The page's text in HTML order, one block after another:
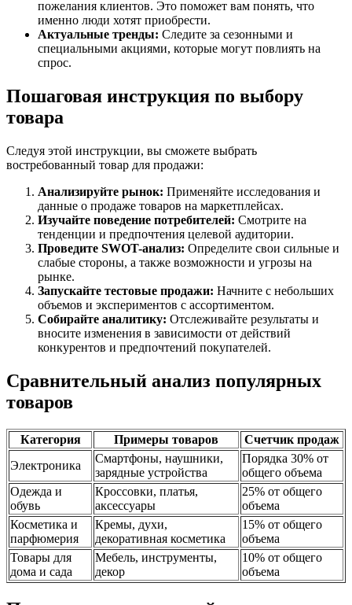
пожелания клиентов. Это поможет вам понять, что
именно люди хотят приобрести.
Актуальные тренды: Следите за сезонными и
специальными акциями, которые могут повлиять на
спрос.
Пошаговая инструкция по выбору
товара
Следуя этой инструкции, вы сможете выбрать
востребованный товар для продажи:
Анализируйте рынок: Применяйте исследования и
данные о продаже товаров на маркетплейсах.
Изучайте поведение потребителей: Смотрите на
тенденции и предпочтения целевой аудитории.
Проведите SWOT-анализ: Определите свои сильные и
слабые стороны, а также возможности и угрозы на
рынке.
Запускайте тестовые продажи: Начните с небольших
объемов и экспериментов с ассортиментом.
Собирайте аналитику: Отслеживайте результаты и
вносите изменения в зависимости от действий
конкурентов и предпочтений покупателей.
Сравнительный анализ популярных
товаров
Категория Примеры товаров
Счетчик продаж
Электроника
Смартфоны, наушники,
зарядные устройства
Порядка 30% от
общего объема
Одежда и
обувь
Кроссовки, платья,
аксессуары
25% от общего
объема
Косметика и
парфюмерия
Кремы, духи,
декоративная косметика
15% от общего
объема
Товары для
дома и сада
Мебель, инструменты,
декор
10% от общего
объема